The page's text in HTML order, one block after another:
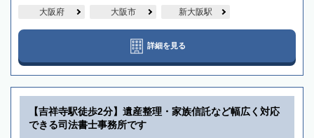
大阪府 大阪市 新大阪駅
詳細を見る
【吉祥寺駅徒歩2分】遺産整理・家族信託など幅広く対応
できる司法書士事務所です